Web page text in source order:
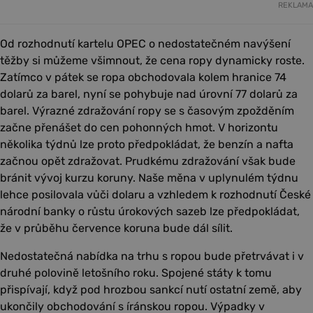
REKLAMA
Od rozhodnutí kartelu OPEC o nedostatečném navýšení
těžby si můžeme všimnout, že cena ropy dynamicky roste.
Zatímco v pátek se ropa obchodovala kolem hranice 74
dolarů za barel, nyní se pohybuje nad úrovní 77 dolarů za
barel. Výrazné zdražování ropy se s časovým zpožděním
začne přenášet do cen pohonných hmot. V horizontu
několika týdnů lze proto předpokládat, že benzín a nafta
začnou opět zdražovat. Prudkému zdražování však bude
bránit vývoj kurzu koruny. Naše měna v uplynulém týdnu
lehce posilovala vůči dolaru a vzhledem k rozhodnutí České
národní banky o růstu úrokových sazeb lze předpokládat,
že v průběhu července koruna bude dál sílit.
Nedostatečná nabídka na trhu s ropou bude přetrvávat i v
druhé polovině letošního roku. Spojené státy k tomu
přispívají, když pod hrozbou sankcí nutí ostatní země, aby
ukončily obchodování s íránskou ropou. Výpadky v